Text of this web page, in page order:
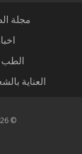
مجلة
الطب
العناية
© 2026 - مجلة الصحبة. All Rights Reserved.